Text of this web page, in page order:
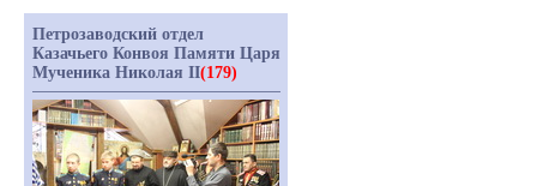
Петрозаводский отдел
Казачьего Конвоя Памяти Царя
Мученика Николая II(179)